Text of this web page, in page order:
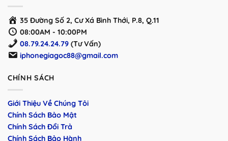
35 Đường Số 2, Cư Xá Bình Thới, P.8, Q.11
08:00AM - 10:00PM
08.79.24.24.79 (Tư Vấn)
iphonegiagoc88@gmail.com
CHÍNH SÁCH
Giới Thiệu Về Chúng Tôi
Chính Sách Bảo Mật
Chính Sách Đổi Trả
Chính Sách Bảo Hành